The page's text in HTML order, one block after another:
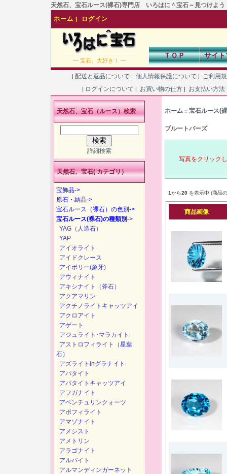
天然石、宝石ルース(裸石)専門店 いろはに＾宝石～見つけよ
ホーム | ログイン
― 宝石、大好き！ ―
ＴＯＰ サイ
| 配送と返品について | 個人情報保護について | ご利用
| ログインについて | お買い物の仕方 | お支払い方法
ホーム :: 宝石ルース(
ブルートパーズ
写真をクリック
1から20 を表示中 (商品
商品画像
天然石、宝石（ルース）検索
詳細検索
天然石、宝石( カテゴリ）
宝飾品->
原石・結晶->
宝石ルース（裸石）の色別->
宝石ルース(裸石)の種類別->
YAG（人造石）
YAP
アイオライト
アイドクレース
アイボリー(象牙)
アウィナイト
アキシナイト（斧石）
アクアマリン
アクチノライトキャッツアイ
アクロアイト
アゲート
アジュライト･マラカイト
アストロフィライト（星葉
石）
アズライトinグラナイト
アパタイト
アパタイトキャッツアイ
アフガナイト
アベンチュリンクォーツ
アポフィライト
アマゾナイト
アメシスト
アメトリン
アラゴナイト
アルバイト
アルマンディンガーネット